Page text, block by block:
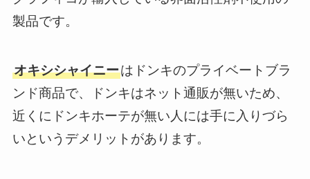
製品です。
オキシシャイニーはドンキのプライベートブラ
ンド商品で、ドンキはネット通販が無いため、
近くにドンキホーテが無い人には手に入りづら
いというデメリットがあります。